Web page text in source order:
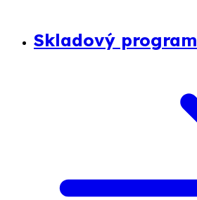
Skladový program